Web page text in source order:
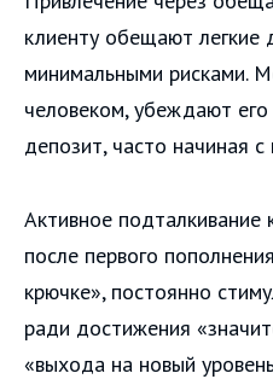
клиенту обещают легкие
минимальными рисками.
человеком, убеждают
депозит, часто начиная
Активное
после первого
крючке», постоянно
ради достижения
«выхода на новый